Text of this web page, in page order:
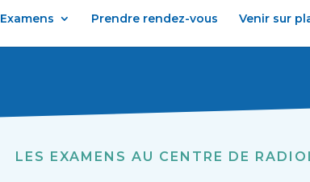
Examens Prendre rendez-vous Venir sur
LES EXAMENS AU CENTRE DE